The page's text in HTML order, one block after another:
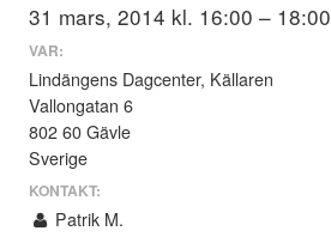
31 mars, 2014 kl. 16:00 – 18:00
VAR:
Lindängens Dagcenter, Källaren
Vallongatan 6
802 60 Gävle
Sverige
KONTAKT:
Patrik M.